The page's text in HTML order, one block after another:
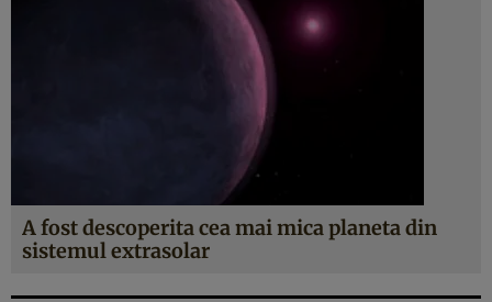
A fost descoperita cea mai mica planeta din
sistemul extrasolar